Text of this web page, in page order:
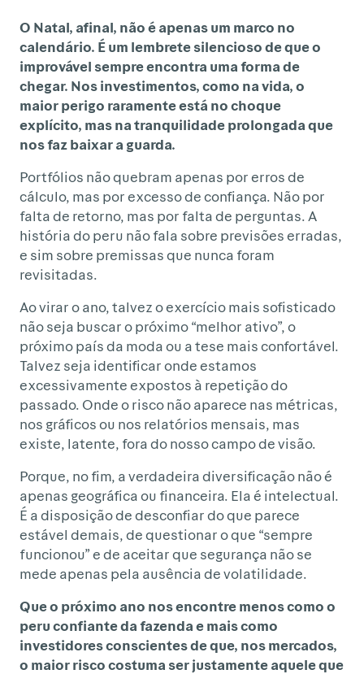
O Natal, afinal, não é apenas um marco no
calendário. É um lembrete silencioso de que o
improvável sempre encontra uma forma de
chegar. Nos investimentos, como na vida, o
maior perigo raramente está no choque
explícito, mas na tranquilidade prolongada que
nos faz baixar a guarda.
Portfólios não quebram apenas por erros de
cálculo, mas por excesso de confiança. Não por
falta de retorno, mas por falta de perguntas. A
história do peru não fala sobre previsões erradas,
e sim sobre premissas que nunca foram
revisitadas.
Ao virar o ano, talvez o exercício mais sofisticado
não seja buscar o próximo “melhor ativo”, o
próximo país da moda ou a tese mais confortável.
Talvez seja identificar onde estamos
excessivamente expostos à repetição do
passado. Onde o risco não aparece nas métricas,
nos gráficos ou nos relatórios mensais, mas
existe, latente, fora do nosso campo de visão.
Porque, no fim, a verdadeira diversificação não é
apenas geográfica ou financeira. Ela é intelectual.
É a disposição de desconfiar do que parece
estável demais, de questionar o que “sempre
funcionou” e de aceitar que segurança não se
mede apenas pela ausência de volatilidade.
Que o próximo ano nos encontre menos como o
peru confiante da fazenda e mais como
investidores conscientes de que, nos mercados,
o maior risco costuma ser justamente aquele que